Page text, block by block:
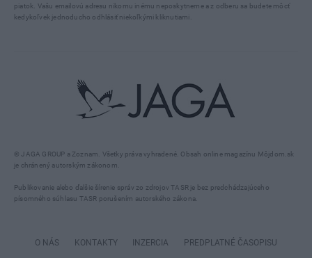
© JAGA GROUP a Zoznam. Všetky práva vyhradené. Obsah online magazínu Môjdom.sk
je chránený autorským zákonom.
Publikovanie alebo ďalšie šírenie správ zo zdrojov TASR je bez predchádzajúceho
písomného súhlasu TASR porušením autorského zákona.
piatok. Vašu emailovú adresu nikomu inému neposkytneme a z odberu sa budete môcť
kedykoľvek jednoducho odhlásiť niekoľkými kliknutiami.
O NÁS KONTAKTY INZERCIA PREDPLATNÉ ČASOPISU